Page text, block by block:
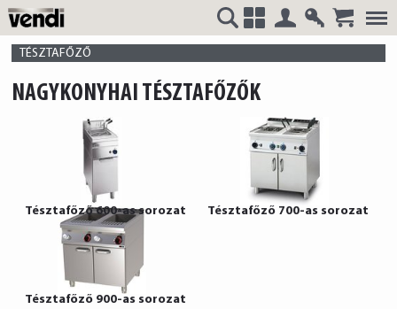
VENDI
HUNGÁRIA
TÉSZTAFŐZŐ
NAGYKONYHAI TÉSZTAFŐZŐK
Tésztafőző 600-as sorozat Tésztafőző 700-as sorozat
Tésztafőző 900-as sorozat